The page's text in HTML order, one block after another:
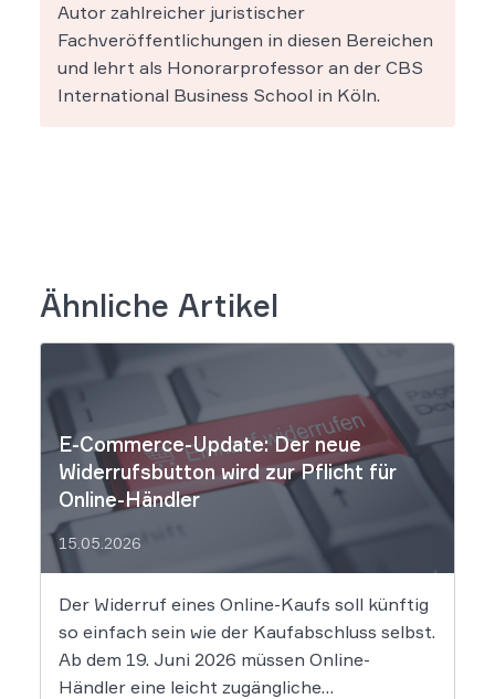
Autor zahlreicher juristischer
Fachveröffentlichungen in diesen Bereichen
und lehrt als Honorarprofessor an der CBS
International Business School in Köln.
Ähnliche Artikel
E-Commerce-Update: Der neue
Widerrufsbutton wird zur Pflicht für
Online-Händler
15.05.2026
Der Widerruf eines Online-Kaufs soll künftig
so einfach sein wie der Kaufabschluss selbst.
Ab dem 19. Juni 2026 müssen Online-
Händler eine leicht zugängliche